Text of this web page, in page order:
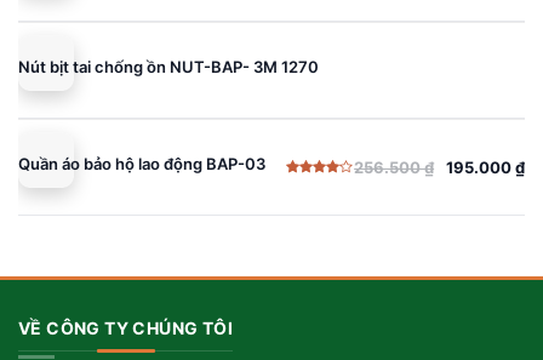
5 sao
gốc
là:
hiện
tại
195.000 ₫.
Nút bịt tai chống ồn NUT-BAP- 3M 1270
Quần áo bảo hộ lao động BAP-03
hạng
256.500₫
Giá
là:
195.000₫
Giá
tại
VỀ CÔNG TY CHÚNG TÔI